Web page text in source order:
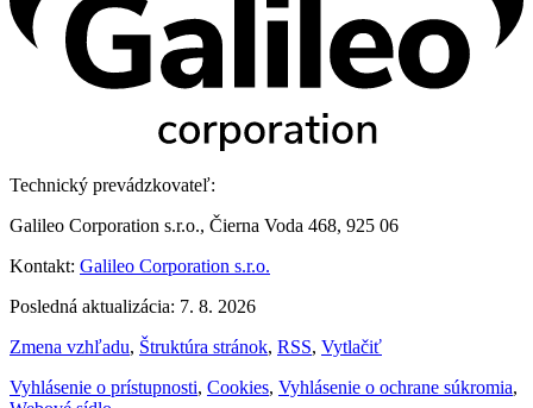
Technický prevádzkovateľ:
Galileo Corporation s.r.o., Čierna Voda 468, 925 06
Kontakt: Galileo Corporation s.r.o.
Posledná aktualizácia: 7. 8. 2026
Zmena vzhľadu, Štruktúra stránok, RSS, Vytlačiť
Vyhlásenie o prístupnosti, Cookies, Vyhlásenie o ochrane súkromia,